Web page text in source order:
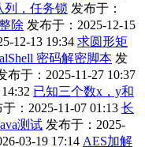
列，任务锁 发布于：
除 发布于：2025-12-15
12-13 19:34 求圆形矩
密码解密脚本 发
布于：2025-11-27 10:37
已知三个数x，y和
：2025-11-07 01:13 长
测试 发布于：2025-
03-19 17:14 AES加解